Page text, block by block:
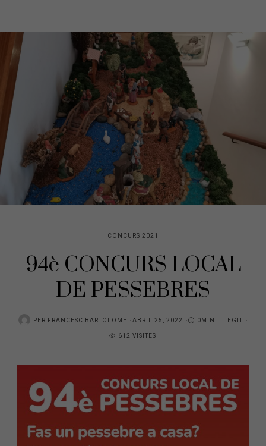
CONCURS 2021
94è CONCURS LOCAL
DE PESSEBRES
PER FRANCESC BARTOLOME ABRIL 25, 2022
0MIN. LLEGIT
612 VISITES